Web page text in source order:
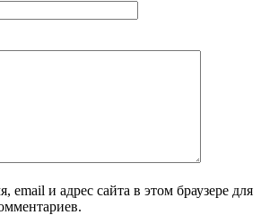
email и адрес сайта в этом браузере для